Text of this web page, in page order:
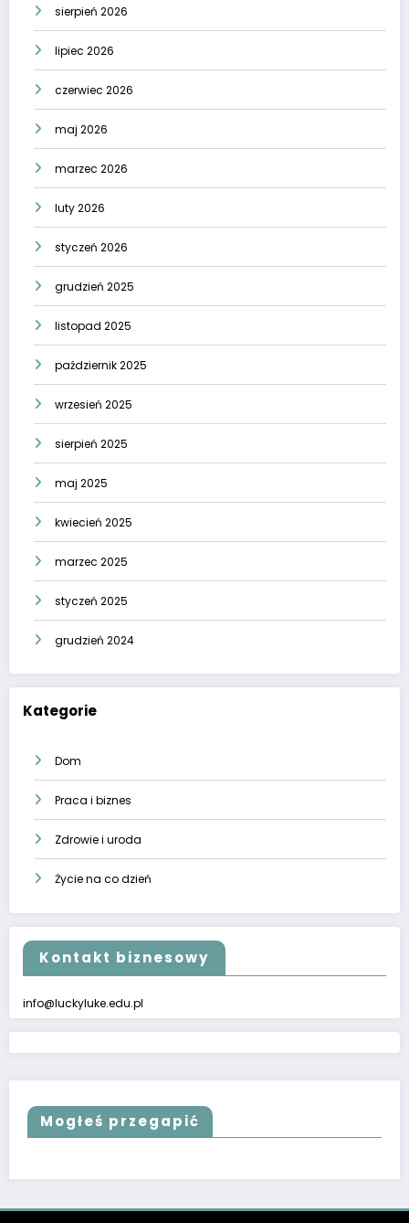
sierpień 2026
lipiec 2026
czerwiec 2026
maj 2026
marzec 2026
luty 2026
styczeń 2026
grudzień 2025
listopad 2025
październik 2025
wrzesień 2025
sierpień 2025
maj 2025
kwiecień 2025
marzec 2025
styczeń 2025
grudzień 2024
Kategorie
Dom
Praca i biznes
Zdrowie i uroda
Życie na co dzień
Kontakt biznesowy
info@luckyluke.edu.pl
Mogłeś przegapić